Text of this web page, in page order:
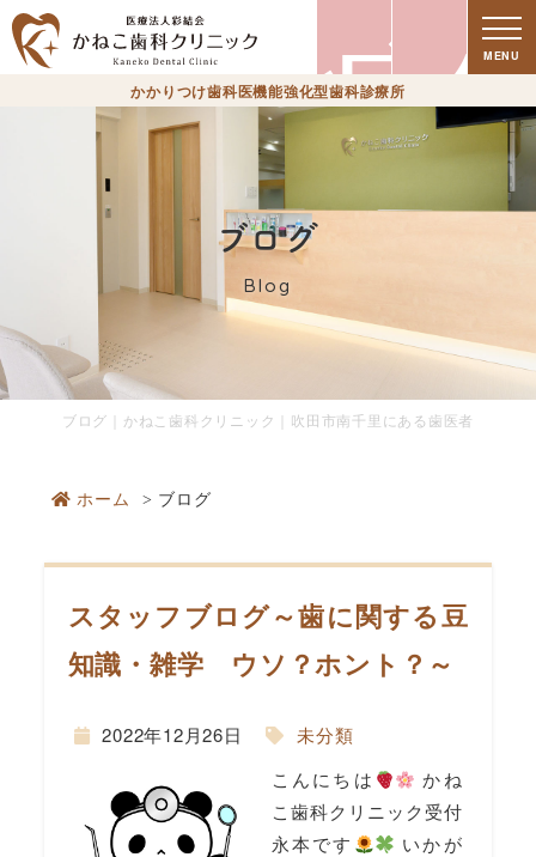
療
時
間
MENU
かかりつけ歯科医機能強化型歯科診療所
ブログ
Blog
ブログ｜かねこ歯科クリニック｜吹田市南千里にある歯医者
ホーム ブログ
スタッフブログ～歯に関する豆
知識・雑学 ウソ？ホント？～
2022年12月26日
未分類
こんにちは
かね
こ歯科クリニック受付
永本です
いかが